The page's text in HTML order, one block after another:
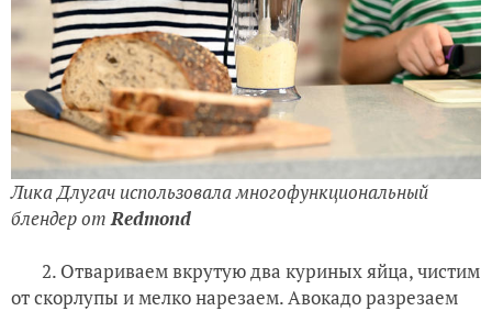
Лика Длугач использовала многофункциональный
блендер отRedmond
2. Отвариваем вкрутую два куриных яйца, чистим
от скорлупы и мелко нарезаем. Авокадо разрезаем